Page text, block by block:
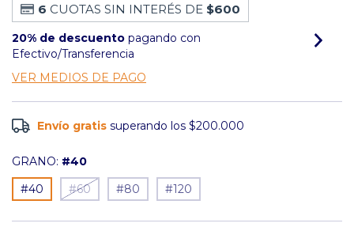
6 CUOTAS SIN INTERÉS DE $600
20% de descuento pagando con
Efectivo/Transferencia
VER MEDIOS DE PAGO
Envío gratis superando los$200.000
GRANO: #40
#40
#60 #80 #120